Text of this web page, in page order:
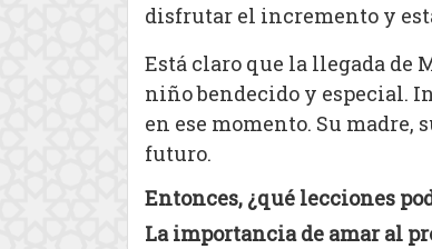
disfrutar el incremento y
Está claro que la llegada de
niño bendecido y especial.
en ese momento. Su madre,
futuro.
Entonces, ¿qué lecciones
La importancia de amar al